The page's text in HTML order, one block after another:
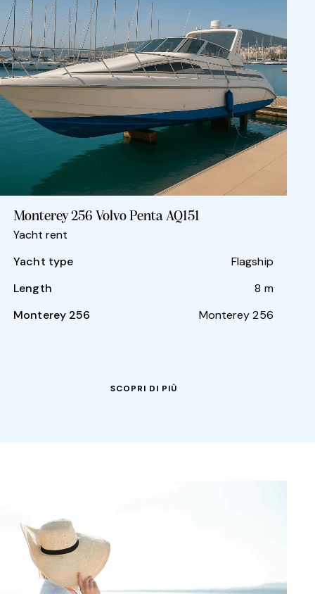
Monterey 256 Volvo Penta AQ151
Yacht rent
Yacht type
Flagship
Length
8 m
Monterey 256
Monterey 256
SCOPRI DI PIÙ